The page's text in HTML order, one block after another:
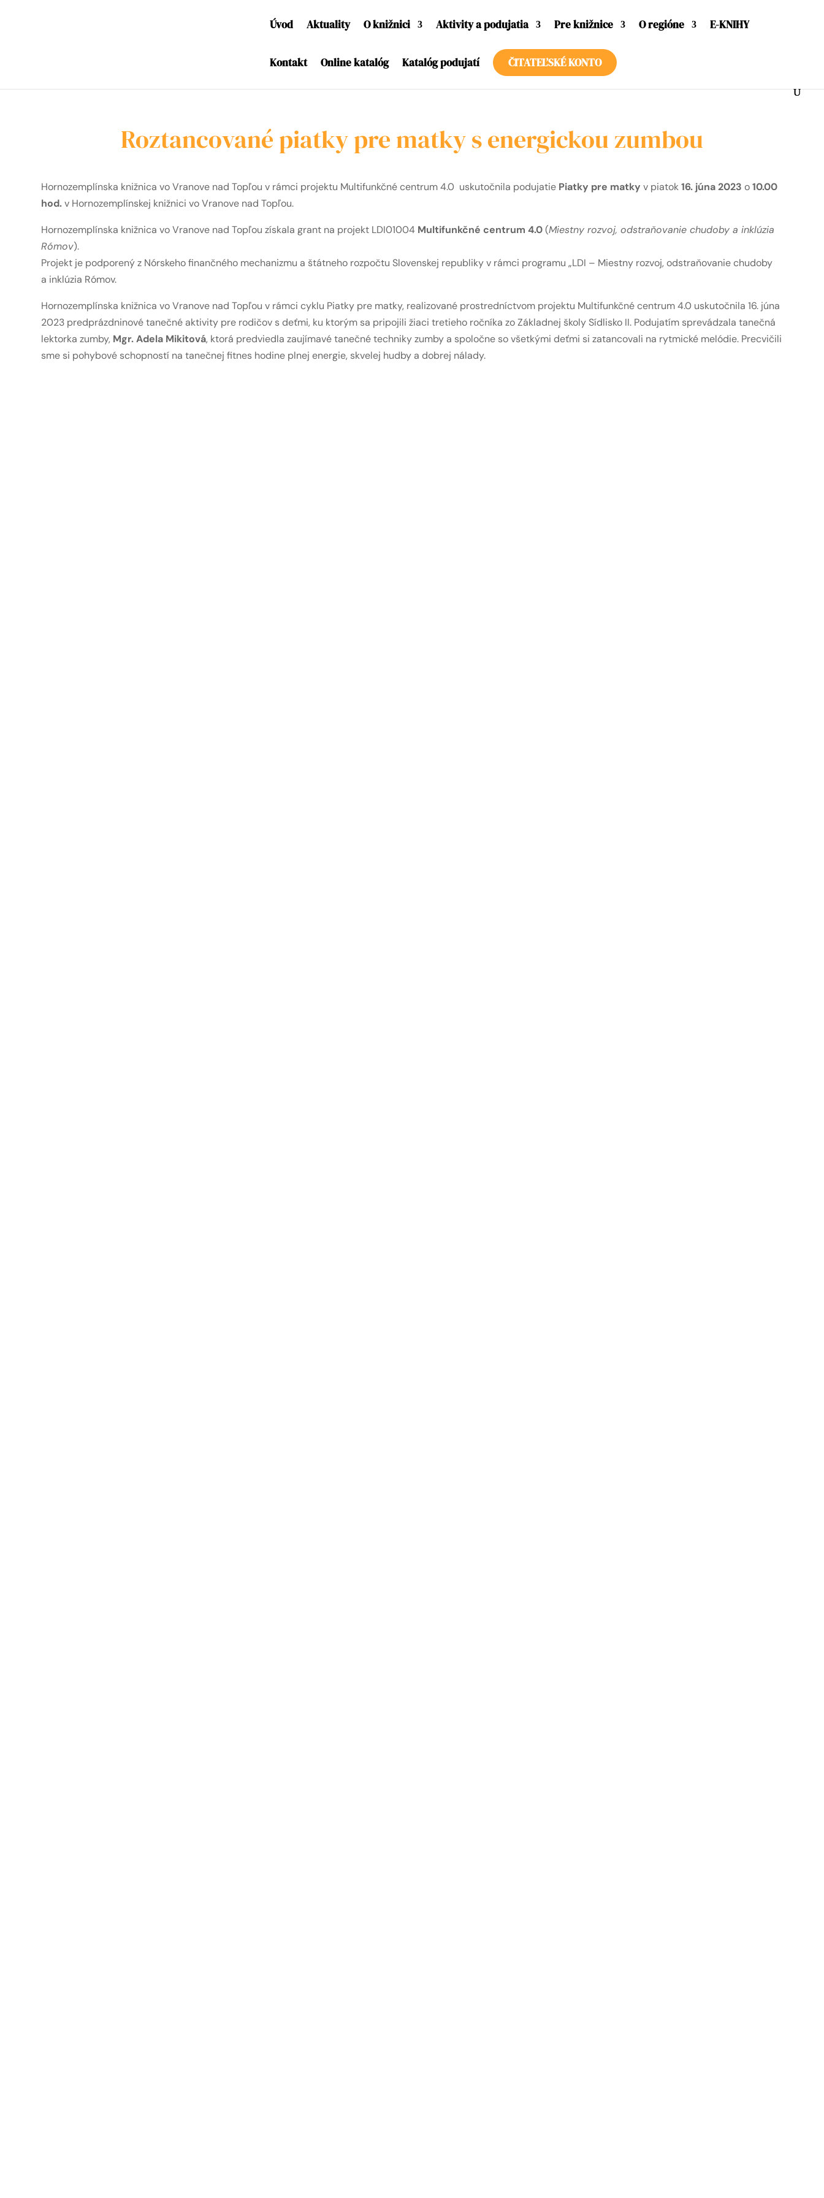
Úvod Aktuality O knižnici Aktivity a podujatia Pre knižnice O regióne E-KNIHY
Kontakt Online katalóg Katalóg podujatí ČITATEĽSKÉ KONTO
Roztancované piatky pre matky s energickou zumbou
Hornozemplínska knižnica vo Vranove nad Topľou v rámci projektu Multifunkčné centrum 4.0 uskutočnila podujatie Piatky pre matkyv piatok16. júna 2023 o10.00
hod.v Hornozemplínskej knižnici vo Vranove nad Topľou.
Hornozemplínska knižnica vo Vranove nad Topľou získala grant na projekt LDI01004 Multifunkčné centrum 4.0(Miestny rozvoj, odstraňovanie chudoby a inklúzia
Rómov).
Projekt je podporený z Nórskeho finančného mechanizmu a štátneho rozpočtu Slovenskej republiky v rámci programu „LDI – Miestny rozvoj, odstraňovanie chudoby
a inklúzia Rómov.
Hornozemplínska knižnica vo Vranove nad Topľou v rámci cyklu Piatky pre matky, realizované prostredníctvom projektu Multifunkčné centrum 4.0 uskutočnila 16. júna
2023 predprázdninové tanečné aktivity pre rodičov s deťmi, ku ktorým sa pripojili žiaci tretieho ročníka zo Základnej školy Sídlisko II. Podujatím sprevádzala tanečná
lektorka zumby, Mgr. Adela Mikitová, ktorá predviedla zaujímavé tanečné techniky zumby a spoločne so všetkými deťmi si zatancovali na rytmické melódie. Precvičili
sme si pohybové schopností na tanečnej fitnes hodine plnej energie, skvelej hudby a dobrej nálady.